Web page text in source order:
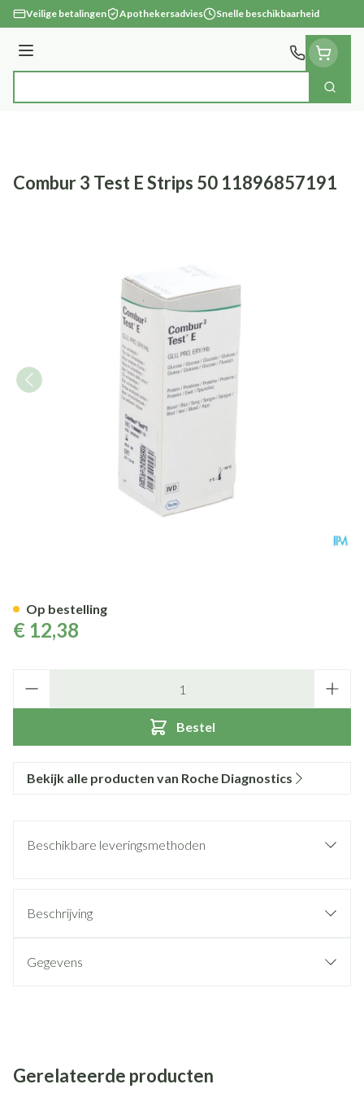
Ga naar de inhoud
Veilige betalingen Apothekersadvies Snelle beschikbaarheid
Menu
Zoek
Combur 3 Test E Strips 50 11896857191
€ 12,38
Bestel
Op bestelling
Bekijk alle producten van Roche Diagnostics
Beschikbare leveringsmethoden
Beschrijving
Gegevens
Gerelateerde producten